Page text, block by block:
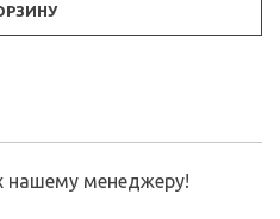
нашему менеджеру!